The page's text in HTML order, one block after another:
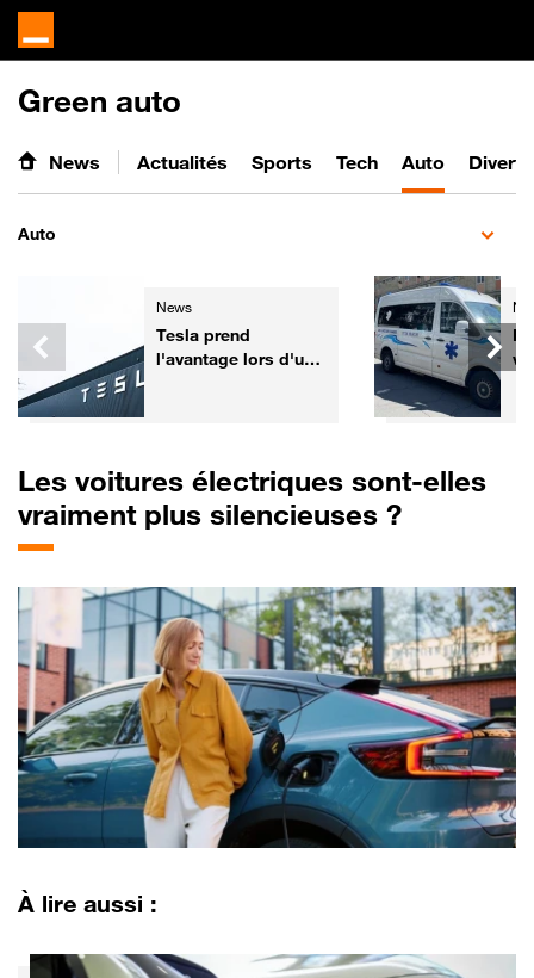
Green auto
News Actualités Sports Tech Auto
Auto
News
Tesla prend
l'avantage lors d'un
Les voitures électriques sont-elles
vraiment plus silencieuses ?
À lire aussi :